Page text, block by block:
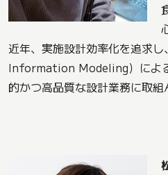
近年、実施設計効率化を追求
Information Modeling）によ
的かつ高品質な設計業務に取組